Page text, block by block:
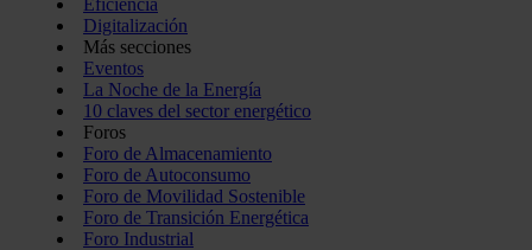
Eficiencia
Digitalización
Más secciones
Eventos
La Noche de la Energía
10 claves del sector energético
Foros
Foro de Almacenamiento
Foro de Autoconsumo
Foro de Movilidad Sostenible
Foro de Transición Energética
Foro Industrial